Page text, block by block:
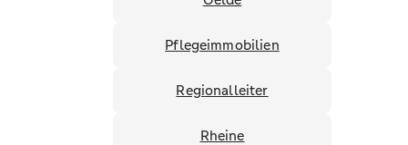
Pflegeimmobilien
Regionalleiter
Rheine